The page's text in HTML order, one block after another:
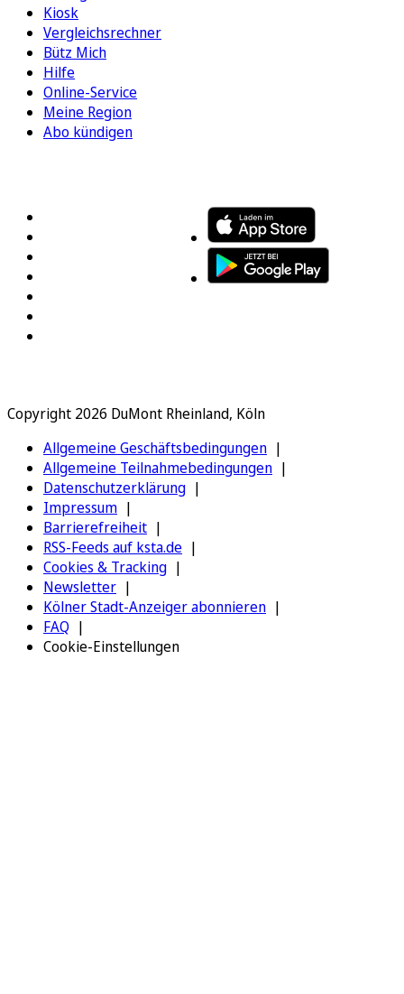
Kiosk
Vergleichsrechner
Bütz Mich
Hilfe
Online-Service
Meine Region
Abo kündigen
Copyright 2026 DuMont Rheinland, Köln
Allgemeine Geschäftsbedingungen
Allgemeine Teilnahmebedingungen
Datenschutzerklärung
Impressum
Barrierefreiheit
RSS-Feeds auf ksta.de
Cookies & Tracking
Newsletter
Kölner Stadt-Anzeiger abonnieren
FAQ
Cookie-Einstellungen